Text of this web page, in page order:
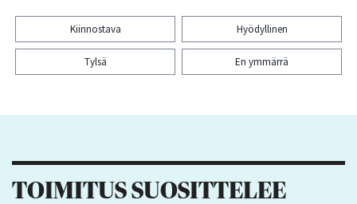
Kiinnostava Hyödyllinen
Tylsä En ymmärrä
TOIMITUS SUOSITTELEE